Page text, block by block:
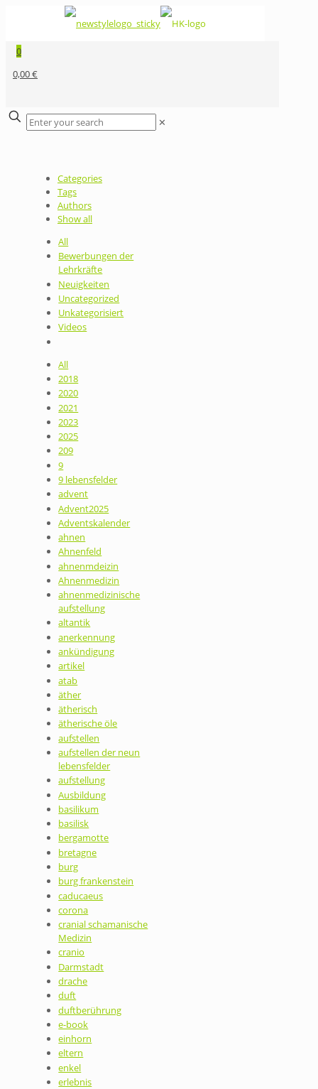
0
0,00 €
✕
Categories
Tags
Authors
Show all
All
Bewerbungen der
Lehrkräfte
Neuigkeiten
Uncategorized
Unkategorisiert
Videos
All
2018
2020
2021
2023
2025
209
9
9 lebensfelder
advent
Advent2025
Adventskalender
ahnen
Ahnenfeld
ahnenmdeizin
Ahnenmedizin
ahnenmedizinische
aufstellung
altantik
anerkennung
ankündigung
artikel
atab
äther
ätherisch
ätherische öle
aufstellen
aufstellen der neun
lebensfelder
aufstellung
Ausbildung
basilikum
basilisk
bergamotte
bretagne
burg
burg frankenstein
caducaeus
corona
cranial schamanische
Medizin
cranio
Darmstadt
drache
duft
duftberührung
e-book
einhorn
eltern
enkel
erlebnis